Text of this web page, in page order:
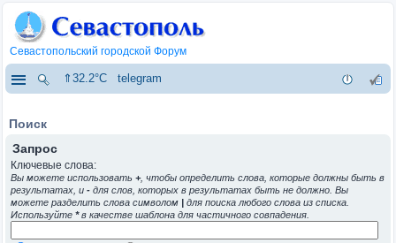
Севастопольский городской Форум
⇑32.2°C telegram
Поиск
Запрос
Ключевые слова:
Вы можете использовать +, чтобы определить слова, которые должны быть в
результатах, и - для слов, которых в результатах быть не должно. Вы
можете разделить слова символом | для поиска любого слова из списка.
Используйте *в качестве шаблона для частичного совпадения.